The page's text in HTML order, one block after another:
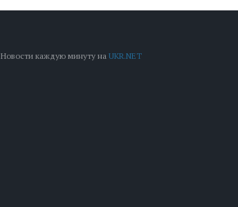
Новости каждую минуту наUKR.NET